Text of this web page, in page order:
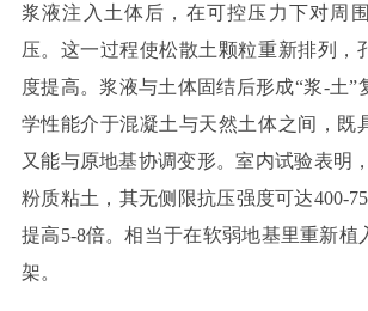
浆液注入土体后，在可控压力下对周
压。这一过程使松散土颗粒重新排列，
度提高。浆液与土体固结后形成“浆-土”
学性能介于混凝土与天然土体之间，既
又能与原地基协调变形。室内试验表明
粉质粘土，其无侧限抗压强度可达400-
提高5-8倍。相当于在软弱地基里重新植
架。